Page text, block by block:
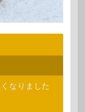
なりました